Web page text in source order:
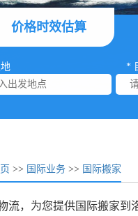
价格时效估算
*
>> 国际业务 >> 国际搬家
流，为您提供国际搬家到